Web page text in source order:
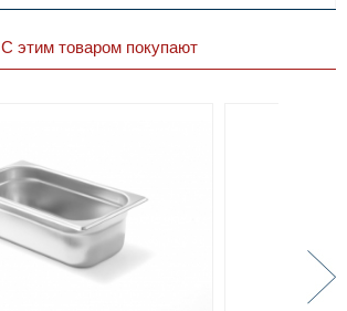
С этим товаром покупают